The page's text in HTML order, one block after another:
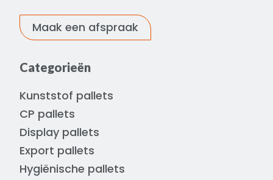
Maak een afspraak
Categorieën
Kunststof pallets
CP pallets
Display pallets
Export pallets
Hygiënische pallets